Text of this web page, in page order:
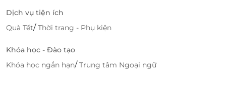
08h00 – 09:00: Có mặt tại điểm đón
Tàu khách quốc tế Tuần Châu.
Buổi chiều
Dịch vụ tiện ích
Quà Tết/Thời trang - Phụ kiện
Khóa học - Đào tạo
Khóa học ngắn hạn/Trung tâm Ngoại ngữ